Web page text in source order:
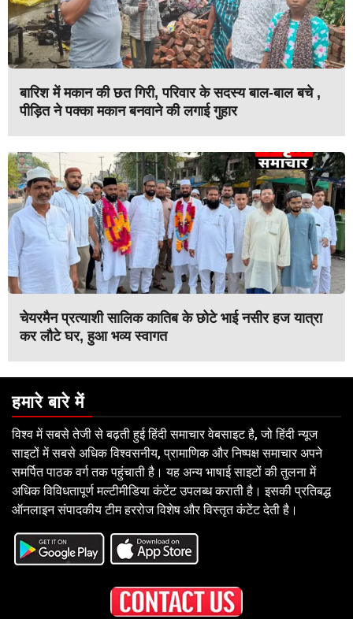
बारिश में मकान की छत गिरी, परिवार के सदस्य बाल-बाल बचे ,
पीड़ित ने पक्का मकान बनवाने की लगाई गुहार
चेयरमैन प्रत्याशी सालिक कातिब के छोटे भाई नसीर हज यात्रा
कर लौटे घर, हुआ भव्य स्वागत
हमारे बारे में
विश्व में सबसे तेजी से बढ़ती हुई हिंदी समाचार वेबसाइट है, जो हिंदी न्यूज
साइटों में सबसे अधिक विश्वसनीय, प्रामाणिक और निष्पक्ष समाचार अपने
समर्पित पाठक वर्ग तक पहुंचाती है। यह अन्य भाषाई साइटों की तुलना में
अधिक विविधतापूर्ण मल्टीमीडिया कंटेंट उपलब्ध कराती है। इसकी प्रतिबद्ध
ऑनलाइन संपादकीय टीम हररोज विशेष और विस्तृत कंटेंट देती है।